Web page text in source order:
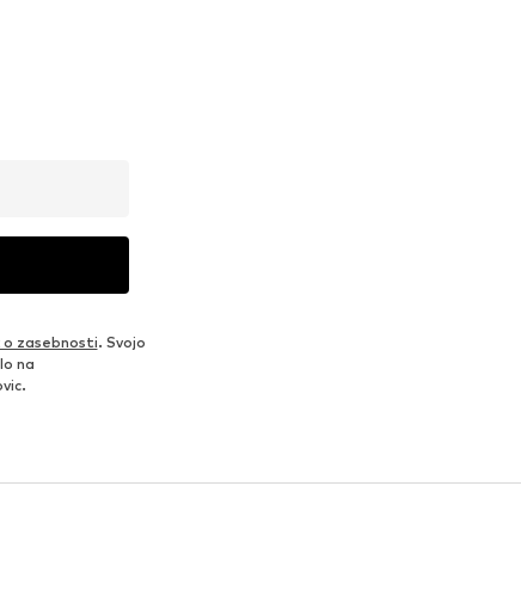
o zasebnosti. Svojo
na